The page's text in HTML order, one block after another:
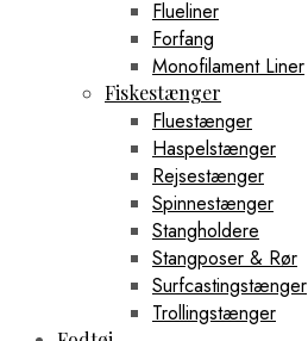
Flueliner
Forfang
Monofilament Liner
Fiskestænger
Fluestænger
Haspelstænger
Rejsestænger
Spinnestænger
Stangholdere
Stangposer & Rør
Surfcastingstænger
Trollingstænger